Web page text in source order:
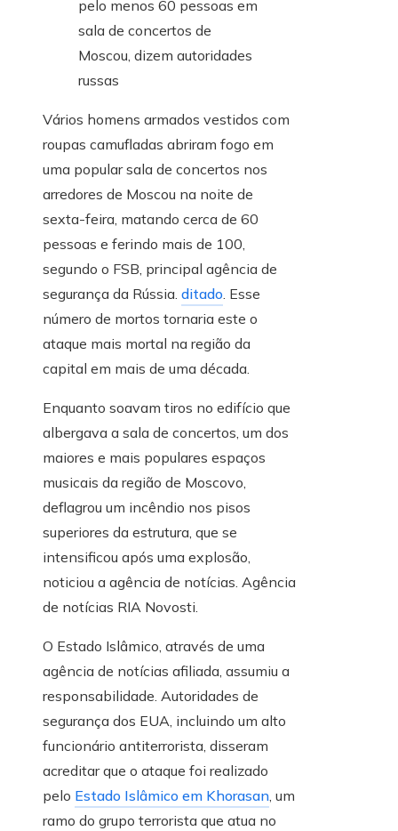
Vários homens armados vestidos com
roupas camufladas abriram fogo em
uma popular sala de concertos nos
arredores de Moscou na noite de
sexta-feira, matando cerca de 60
pessoas e ferindo mais de 100,
segundo o FSB, principal agência de
segurança da Rússia. ditado. Esse
número de mortos tornaria este o
ataque mais mortal na região da
capital em mais de uma década.
Enquanto soavam tiros no edifício que
albergava a sala de concertos, um dos
maiores e mais populares espaços
musicais da região de Moscovo,
deflagrou um incêndio nos pisos
superiores da estrutura, que se
intensificou após uma explosão,
noticiou a agência de notícias. Agência
de notícias RIA Novosti.
O Estado Islâmico, através de uma
agência de notícias afiliada, assumiu a
responsabilidade. Autoridades de
segurança dos EUA, incluindo um alto
funcionário antiterrorista, disseram
acreditar que o ataque foi realizado
pelo Estado Islâmico em Khorasan, um
ramo do grupo terrorista que atua no